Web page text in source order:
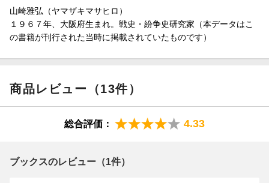
1 窮地に立った岡田内閣と第二次国体明徴声明
2 天皇機関説事件から二・二六事件へと通じた道
3 美濃部の学説と共に排斥された、自由主義と個人主義
【プロフィール】
月に刊行した『日本会議ー戦前回帰への情念』（集英社新書）
か、『戦前回帰 「大日本病」の再発』（学研プラス）『5つの戦
山崎雅弘（ヤマザキマサヒロ）
１９６７年、大阪府生まれ。戦史・紛争史研究家（本データはこ
の書籍が刊行された当時に掲載されていたものです）
商品レビュー（13件）
総合評価： 4.33
ブックスのレビュー（1件）